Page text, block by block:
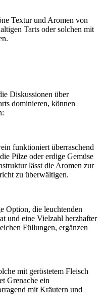
Textur und Aromen von
Tarts oder solchen mit
Diskussionen über
dominieren, können
funktioniert überraschend
Pilze oder erdige Gemüse
lässt die Aromen zur
zu überwältigen.
Option, die leuchtenden
und eine Vielzahl herzhafter
Füllungen, ergänzen
mit geröstetem Fleisch
Grenache ein
mit Kräutern und